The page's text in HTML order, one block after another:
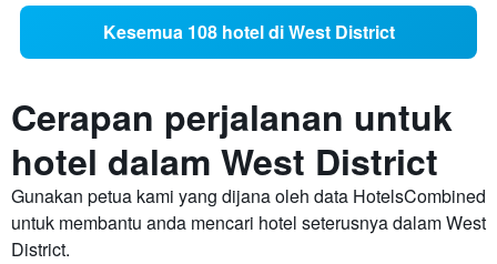
Kesemua 108 hotel di West District
Cerapan perjalanan untuk
hotel dalam West District
Gunakan petua kami yang dijana oleh data HotelsCombined
untuk membantu anda mencari hotel seterusnya dalam West
District.